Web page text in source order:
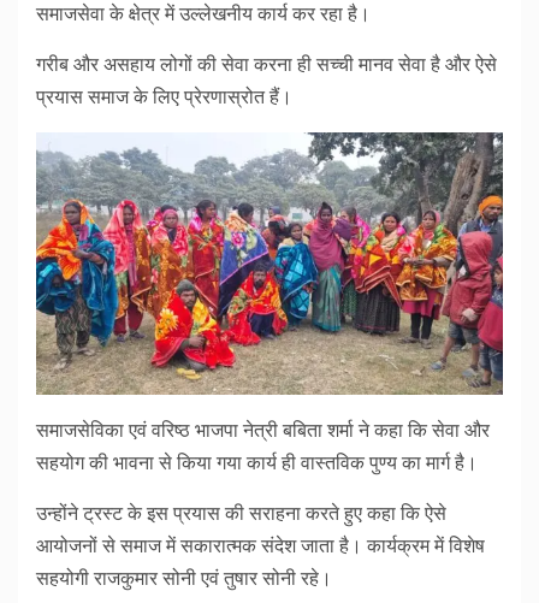
समाजसेवा के क्षेत्र में उल्लेखनीय कार्य कर रहा है।
गरीब और असहाय लोगों की सेवा करना ही सच्ची मानव सेवा है और ऐसे
प्रयास समाज के लिए प्रेरणास्रोत हैं।
समाजसेविका एवं वरिष्ठ भाजपा नेत्री बबिता शर्मा ने कहा कि सेवा और
सहयोग की भावना से किया गया कार्य ही वास्तविक पुण्य का मार्ग है।
उन्होंने ट्रस्ट के इस प्रयास की सराहना करते हुए कहा कि ऐसे
आयोजनों से समाज में सकारात्मक संदेश जाता है। कार्यक्रम में विशेष
सहयोगी राजकुमार सोनी एवं तुषार सोनी रहे।